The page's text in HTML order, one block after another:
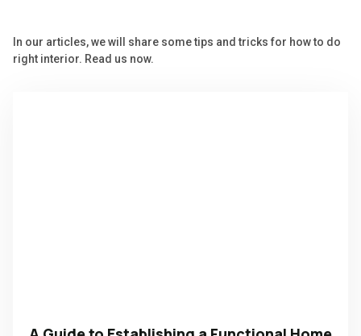
In our articles, we will share some tips and tricks for how to do
right interior. Read us now.